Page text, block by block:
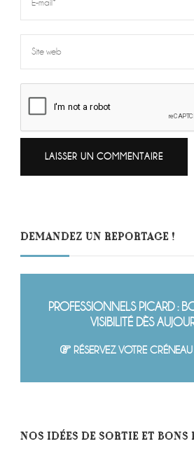
DEMANDEZ UN REPORTAGE !
PROFESSIONNELS PICARD :
VISIBILITÉ DÈS
RÉSERVEZ VOTRE
NOS IDÉES DE SORTIE ET BONS